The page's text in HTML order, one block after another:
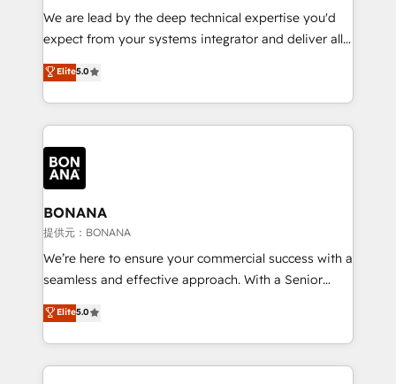
needs, ensuring a personalized approach that aligns
with your growth objectives.
We are lead by the deep technical expertise you'd
expect from your systems integrator and deliver all
the agency services you'd expect from your
HubSpot Solutions Partner. As one of the UK's
longest-standing partners, we are experts at
maximising the value of the HubSpot platform and
building an integrated growth stack that brings your
business, operational and technical requirements to
life, and creates a 360˚ view of your customer to
help your teams do more. We specialise in HubSpot
technical services, website design and development
as well as agency services that help set you up for
success. Now, more than ever you need to connect
customer service. It's time to empower your teams
to create great customer experiences that generate
Elite5.0
BONANA
提供元：BONANA
We’re here to ensure your commercial success with a
seamless and effective approach. With a Senior
team that has 10+ years of experience in HubSpot,
we have a deep understanding of SaaS, Business
Services and E-commerce together with Retail. We
streamline and enhance your Sales, Marketing &
Elite5.0